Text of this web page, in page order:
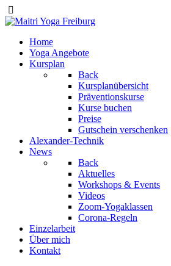
Home
Yoga Angebote
Kursplan
Back
Kursplanübersicht
Präventionskurse
Kurse buchen
Preise
Gutschein verschenken
Alexander-Technik
News
Back
Aktuelles
Workshops & Events
Videos
Zoom-Yogaklassen
Corona-Regeln
Einzelarbeit
Über mich
Kontakt